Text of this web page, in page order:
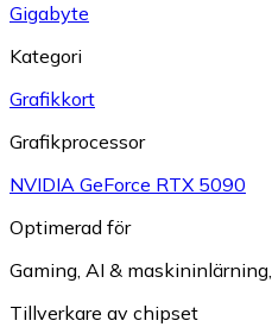
Gigabyte
Kategori
Grafikkort
Grafikprocessor
NVIDIA GeForce RTX 5090
Optimerad för
Gaming, AI & maskininlärning,
Tillverkare av chipset